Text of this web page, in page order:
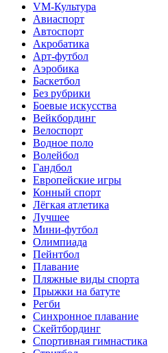
VM-Культура
Авиаспорт
Автоспорт
Акробатика
Арт-футбол
Аэробика
Баскетбол
Без рубрики
Боевые искусства
Вейкбординг
Велоспорт
Водное поло
Волейбол
Гандбол
Европейские игры
Конный спорт
Лёгкая атлетика
Лучшее
Мини-футбол
Олимпиада
Пейнтбол
Плавание
Пляжные виды спорта
Прыжки на батуте
Регби
Синхронное плавание
Скейтбординг
Спортивная гимнастика